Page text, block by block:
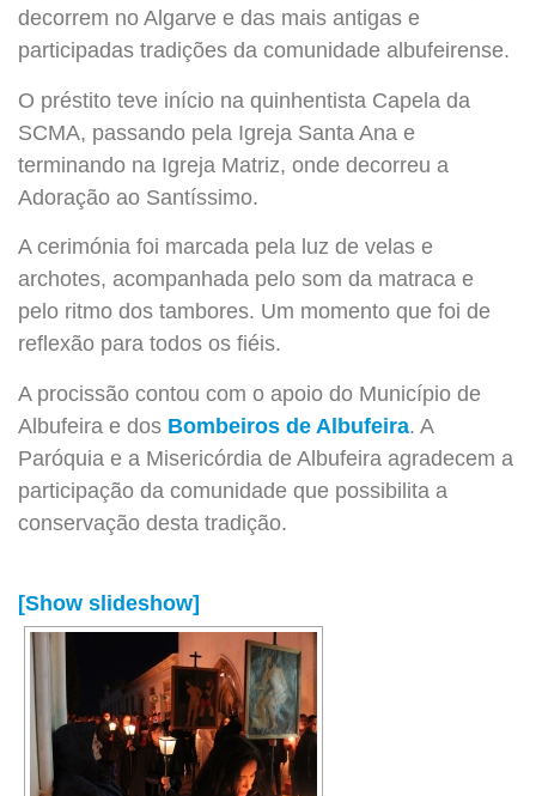
decorrem no Algarve e das mais antigas e
participadas tradições da comunidade albufeirense.
O préstito teve início na quinhentista Capela da
SCMA, passando pela Igreja Santa Ana e
terminando na Igreja Matriz, onde decorreu a
Adoração ao Santíssimo.
A cerimónia foi marcada pela luz de velas e
archotes, acompanhada pelo som da matraca e
pelo ritmo dos tambores. Um momento que foi de
reflexão para todos os fiéis.
A procissão contou com o apoio do Município de
Albufeira e dos Bombeiros de Albufeira. A
Paróquia e a Misericórdia de Albufeira agradecem a
participação da comunidade que possibilita a
conservação desta tradição.
[Show slideshow]